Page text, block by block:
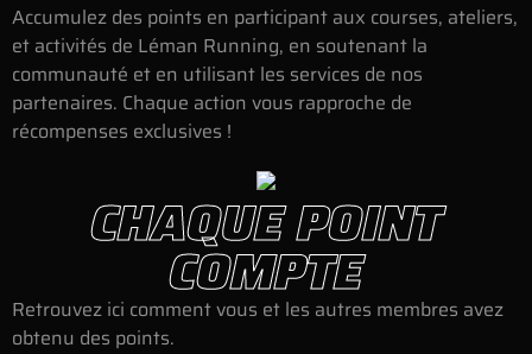
Accumulez des points en participant aux courses, ateliers,
et activités de Léman Running, en soutenant la
communauté et en utilisant les services de nos
partenaires. Chaque action vous rapproche de
récompenses exclusives !
CHAQUE POINT
COMPTE
Retrouvez ici comment vous et les autres membres avez
obtenu des points.